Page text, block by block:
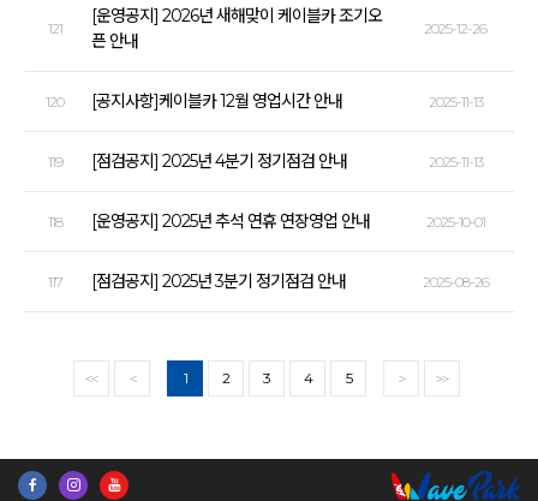
121
[운영공지] 2026년 새해맞이 케이블카 조기오
픈 안내
2025-12-26
120 [공지사항]케이블카 12월 영업시간 안내 2025-11-13
119 [점검공지] 2025년 4분기 정기점검 안내 2025-11-13
118 [운영공지] 2025년 추석 연휴 연장영업 안내 2025-10-01
117 [점검공지] 2025년 3분기 정기점검 안내 2025-08-26
<< < 1 2 3 4 5 > >>